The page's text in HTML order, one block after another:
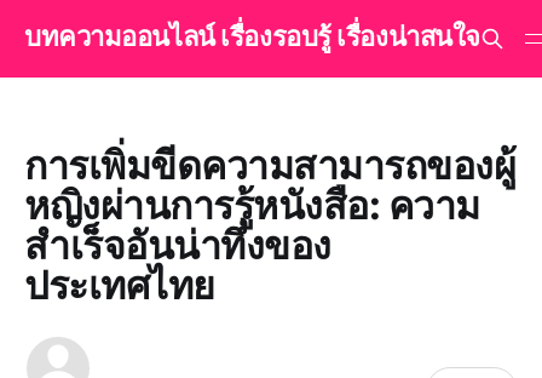
บทความออนไลน์ เรื่องรอบรู้ เรื่องน่าสนใจ
การเพิ่มขีดความสามารถของผู้
หญิงผ่านการรู้หนังสือ: ความ
สำเร็จอันน่าทึ่งของ
ประเทศไทย